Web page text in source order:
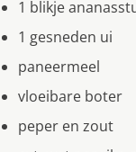
1 blikje
1 gesneden ui
paneermeel
vloeibare boter
peper en zout